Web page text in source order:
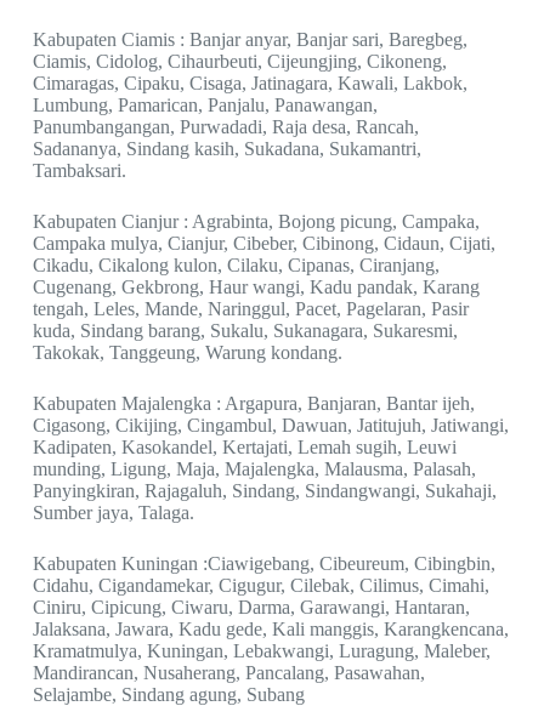
Kabupaten Ciamis : Banjar anyar, Banjar sari, Baregbeg,
Ciamis, Cidolog, Cihaurbeuti, Cijeungjing, Cikoneng,
Cimaragas, Cipaku, Cisaga, Jatinagara, Kawali, Lakbok,
Lumbung, Pamarican, Panjalu, Panawangan,
Panumbangangan, Purwadadi, Raja desa, Rancah,
Sadananya, Sindang kasih, Sukadana, Sukamantri,
Tambaksari.
Kabupaten Cianjur : Agrabinta, Bojong picung, Campaka,
Campaka mulya, Cianjur, Cibeber, Cibinong, Cidaun, Cijati,
Cikadu, Cikalong kulon, Cilaku, Cipanas, Ciranjang,
Cugenang, Gekbrong, Haur wangi, Kadu pandak, Karang
tengah, Leles, Mande, Naringgul, Pacet, Pagelaran, Pasir
kuda, Sindang barang, Sukalu, Sukanagara, Sukaresmi,
Takokak, Tanggeung, Warung kondang.
Kabupaten Majalengka : Argapura, Banjaran, Bantar ijeh,
Cigasong, Cikijing, Cingambul, Dawuan, Jatitujuh, Jatiwangi,
Kadipaten, Kasokandel, Kertajati, Lemah sugih, Leuwi
munding, Ligung, Maja, Majalengka, Malausma, Palasah,
Panyingkiran, Rajagaluh, Sindang, Sindangwangi, Sukahaji,
Sumber jaya, Talaga.
Kabupaten Kuningan :Ciawigebang, Cibeureum, Cibingbin,
Cidahu, Cigandamekar, Cigugur, Cilebak, Cilimus, Cimahi,
Ciniru, Cipicung, Ciwaru, Darma, Garawangi, Hantaran,
Jalaksana, Jawara, Kadu gede, Kali manggis, Karangkencana,
Kramatmulya, Kuningan, Lebakwangi, Luragung, Maleber,
Mandirancan, Nusaherang, Pancalang, Pasawahan,
Selajambe, Sindang agung, Subang